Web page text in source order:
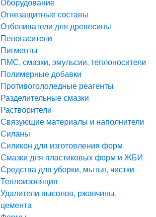
Огнезащитные составы
Отбеливатели для древесины
Пеногасители
Пигменты
ПМС, смазки, эмульсии, теплоносители
Полимерные добавки
Противогололедные реагенты
Разделительные смазки
Растворители
Связующие материалы и наполнители
Силаны
Силикон для изготовления форм
Смазки для пластиковых форм и ЖБИ
Средства для уборки, мытья, чистки
Теплоизоляция
Удалители высолов, ржавчины,
цемента